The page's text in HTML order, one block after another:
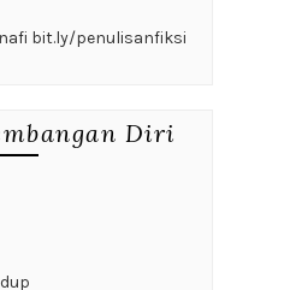
bit.ly/penulisanfiksi
Diri